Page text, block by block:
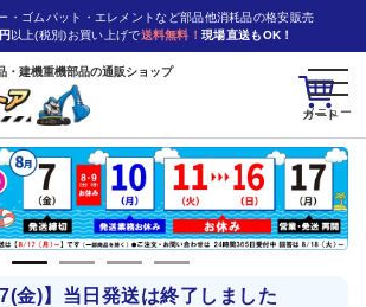
カート
・ゴムパット・エレメントなど部品他消耗品の格安販売
以上(税別)お買い上げで送料無料！ 現場直送もOK！
・建機重機部品の通販ショップ
金)】当日発送は終了しました